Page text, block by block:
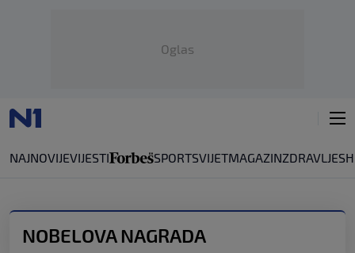
Oglas
NAJNOVIJEVIJESTI SPORTSVIJETMAGAZINZDRAVLJE
NOBELOVA NAGRADA